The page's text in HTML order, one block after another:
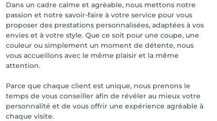
Dans un cadre calme et agréable, nous mettons notre
passion et notre savoir-faire à votre service pour vous
proposer des prestations personnalisées, adaptées à vos
envies et à votre style. Que ce soit pour une coupe, une
couleur ou simplement un moment de détente, nous
vous accueillons avec le même plaisir et la même
attention.
Parce que chaque client est unique, nous prenons le
temps de vous conseiller afin de révéler au mieux votre
personnalité et de vous offrir une expérience agréable à
chaque visite.